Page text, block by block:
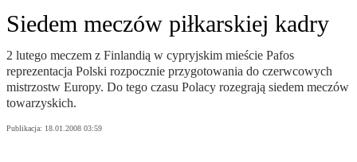
Siedem meczów piłkarskiej kadry
2 lutego meczem z Finlandią w cypryjskim mieście Pafos
reprezentacja Polski rozpocznie przygotowania do czerwcowych
mistrzostw Europy. Do tego czasu Polacy rozegrają siedem meczów
towarzyskich.
Publikacja: 18.01.2008 03:59